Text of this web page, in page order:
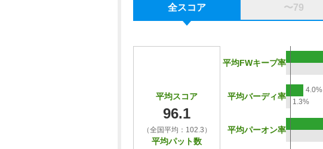
全スコア 〜79
平均スコア
96.1
（全国平均：102.3）
平均パット数
平均FWキープ率
平均バーディ率
4.0%
1.3%
平均パーオン率